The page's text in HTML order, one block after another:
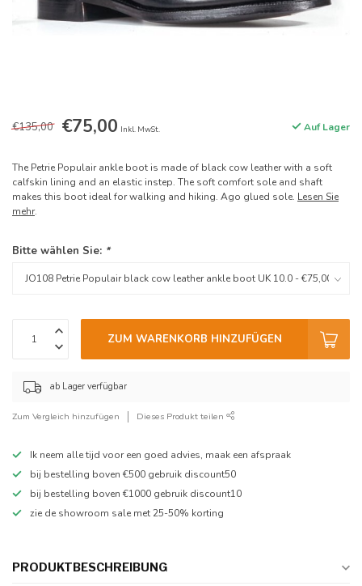
€135,00 €75,00 Inkl. MwSt. Auf Lager
The Petrie Populair ankle boot is made of black cow leather with a soft
calfskin lining and an elastic instep. The soft comfort sole and shaft
makes this boot ideal for walking and hiking. Ago glued sole. Lesen Sie
mehr.
Bitte wählen Sie: *
ZUM WARENKORB HINZUFÜGEN
ab Lager verfügbar
Zum Vergleich hinzufügen Dieses Produkt teilen
Ik neem alle tijd voor een goed advies, maak een afspraak
bij bestelling boven €500 gebruik discount50
bij bestelling boven €1000 gebruik discount10
zie de showroom sale met 25-50% korting
PRODUKTBESCHREIBUNG